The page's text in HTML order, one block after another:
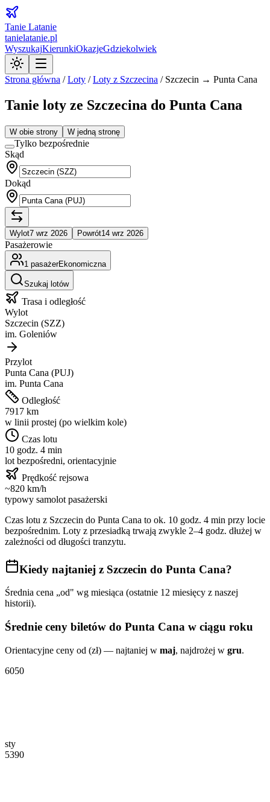
Tanie Latanie
tanielatanie.pl
WyszukajKierunkiOkazjeGdziekolwiek
Strona główna /Loty /Loty z Szczecina / Szczecin → Punta Cana
Tanie loty ze Szczecina do Punta Cana
W obie strony W jedną stronę
Tylko bezpośrednie
Skąd
Dokąd
Wylot7 wrz 2026 Powrót14 wrz 2026
Pasażerowie
1 pasażerEkonomiczna
Szukaj lotów
Trasa i odległość
Wylot
Szczecin (SZZ)
im. Goleniów
Przylot
Punta Cana (PUJ)
im. Punta Cana
Odległość
7917 km
w linii prostej (po wielkim kole)
Czas lotu
10 godz. 4 min
lot bezpośredni, orientacyjnie
Prędkość rejsowa
~820 km/h
typowy samolot pasażerski
Czas lotu z Szczecin do Punta Cana to ok. 10 godz. 4 min przy locie
bezpośrednim. Loty z przesiadką trwają zwykle 2–4 godz. dłużej w
zależności od długości tranzytu.
Kiedy najtaniej z Szczecin do Punta Cana?
Średnia cena „od" wg miesiąca (ostatnie 12 miesięcy z naszej
historii).
Średnie ceny biletów do Punta Cana w ciągu roku
Orientacyjne ceny od (zł) — najtaniej w maj, najdrożej w gru.
6050
sty
5390